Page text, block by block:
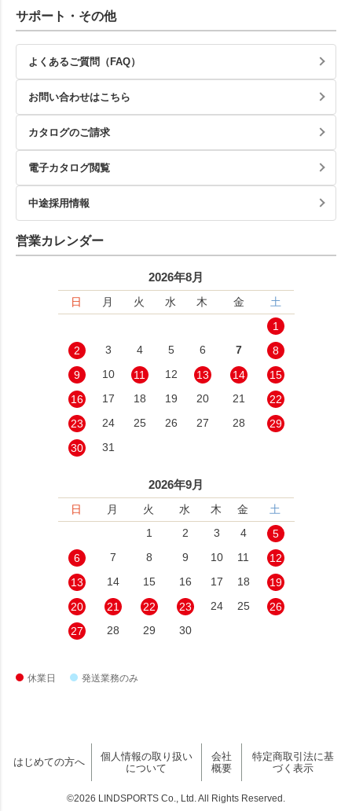
サポート・その他
よくあるご質問（FAQ）
お問い合わせはこちら
カタログのご請求
電子カタログ閲覧
中途採用情報
営業カレンダー
2026年8月
日 月 火 水 木 金
土
1
2
3 4 5 6 7
8
9
10 11 12 13 14
15
16
17 18 19 20 21
22
23
24 25 26 27 28
29
30
31
2026年9月
日 月 火 水 木 金
土
1
2 3 4
5
6
7 8 9 10 11
12
13
14 15 16 17 18
19
20
21 22 23 24 25
26
27
28 29 30
休業日 発送業務のみ
はじめての方へ
個人情報の取り扱い
について
会社
概要
特定商取引法に基
づく表示
©2026 LINDSPORTS Co., Ltd. All Rights Reserved.